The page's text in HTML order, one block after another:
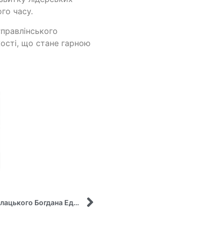
часу.
що стане гарною
Вітання студента кафедри управління імені Олега Балацького Богдана Едуарда з отриманням номінації «Навчальна діяльність: Професійна майстерність»!